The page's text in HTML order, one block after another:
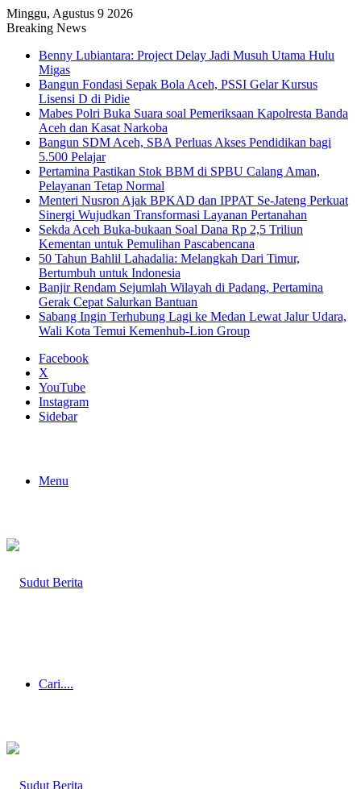
Minggu, Agustus 9 2026
Breaking News
Benny Lubiantara: Project Delay Jadi Musuh Utama Hulu
Migas
Bangun Fondasi Sepak Bola Aceh, PSSI Gelar Kursus
Lisensi D di Pidie
Mabes Polri Buka Suara soal Pemeriksaan Kapolresta Banda
Aceh dan Kasat Narkoba
Bangun SDM Aceh, SBA Perluas Akses Pendidikan bagi
5.500 Pelajar
Pertamina Pastikan Stok BBM di SPBU Calang Aman,
Pelayanan Tetap Normal
Menteri Nusron Ajak BPKAD dan IPPAT Se-Jateng Perkuat
Sinergi Wujudkan Transformasi Layanan Pertanahan
Sekda Aceh Buka-bukaan Soal Dana Rp 2,5 Triliun
Kementan untuk Pemulihan Pascabencana
50 Tahun Bahlil Lahadalia: Melangkah Dari Timur,
Bertumbuh untuk Indonesia
Banjir Rendam Sejumlah Wilayah di Padang, Pertamina
Gerak Cepat Salurkan Bantuan
Sabang Ingin Terhubung Lagi ke Medan Lewat Jalur Udara,
Wali Kota Temui Kemenhub-Lion Group
Facebook
X
YouTube
Instagram
Sidebar
Menu
Cari....